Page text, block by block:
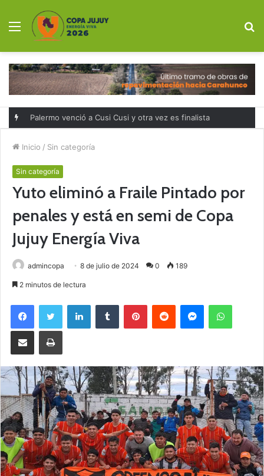
Menú
Palermo venció a Cusi Cusi y otra vez es finalista
Inicio / Sin categoría
Sin categoría
Yuto eliminó a Fraile Pintado por
penales y está en semi de Copa
Jujuy Energía Viva
admincopa 8 de julio de 2024 0 189
2 minutos de lectura
FacebookTwitter LinkedInTumblr PinterestReddit Messenger
Compartir por correo electrónicoImprimir